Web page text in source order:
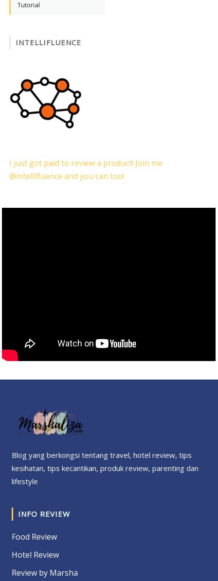
Tutorial
INTELLIFLUENCE
I just got paid to review a product! Join me
@intellifluence and you can too!
Blog yang berkongsi tentang travel, hotel review, tips
kesihatan, tips kecantikan, produk review, parenting dan
lifestyle
INFO REVIEW
Food Review
Hotel Review
Review by Marsha